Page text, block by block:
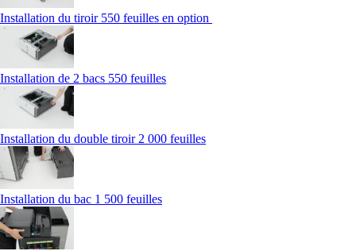
Installation du tiroir 550 feuilles en option
Installation de 2 bacs 550 feuilles
Installation du double tiroir 2 000 feuilles
Installation du bac 1 500 feuilles